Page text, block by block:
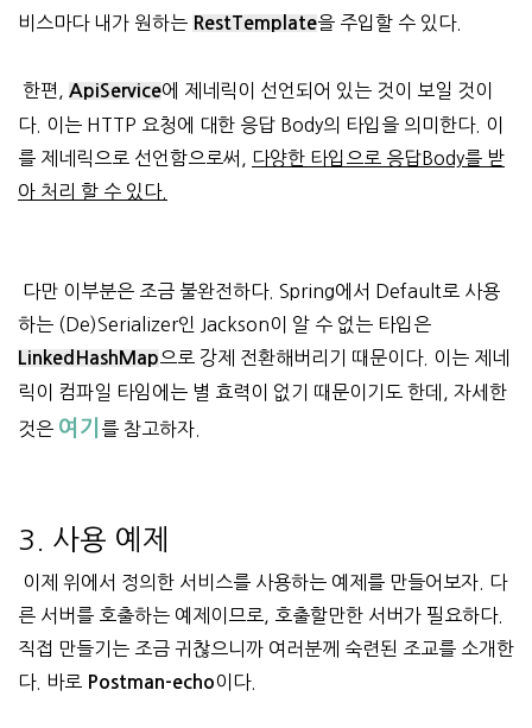
비스마다 내가 원하는 RestTemplate을 주입할 수 있다.
한편, ApiService에 제네릭이 선언되어 있는 것이 보일 것이
다. 이는 HTTP 요청에 대한 응답 Body의 타입을 의미한다. 이
를 제네릭으로 선언함으로써, 다양한 타입으로 응답Body를 받
아 처리 할 수 있다.
다만 이부분은 조금 불완전하다. Spring에서 Default로 사용
하는 (De)Serializer인 Jackson이 알 수 없는 타입은
LinkedHashMap 으로 강제 전환해버리기 때문이다. 이는 제네
릭이 컴파일 타임에는 별 효력이 없기 때문이기도 한데, 자세한
것은 여기 를 참고하자.
3. 사용 예제
이제 위에서 정의한 서비스를 사용하는 예제를 만들어보자. 다
른 서버를 호출하는 예제이므로, 호출할만한 서버가 필요하다.
직접 만들기는 조금 귀찮으니까 여러분께 숙련된 조교를 소개한
다. 바로 Postman-echo이다.